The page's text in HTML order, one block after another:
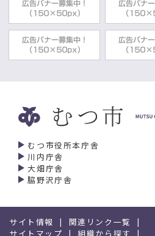
むつ市役所本庁舎
川内庁舎
大畑庁舎
脇野沢庁舎
サイト情報
関連リンク一覧
サイトマップ
組織から探す